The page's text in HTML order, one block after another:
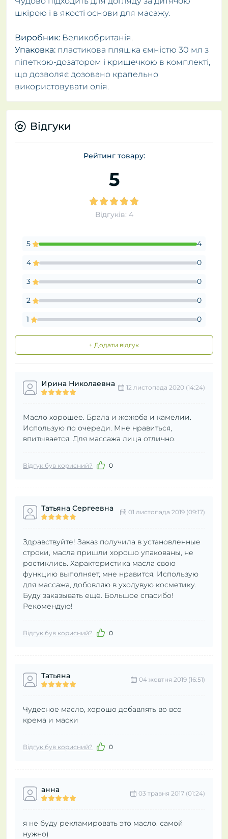
шкірою і в якості основи для масажу.
Виробник: Великобританія.
Упаковка: пластикова пляшка ємністю 30 мл з
піпеткою-дозатором і кришечкою в комплекті,
що дозволяє дозовано крапельно
використовувати олія.
Відгуки
Рейтинг товару:
5
Відгуків: 4
5 4
4 0
3 0
2 0
1 0
+ Додати відгук
Ирина Николаевна 12 листопада 2020 (14:24)
Масло хорошее. Брала и жожоба и камелии.
Использую по очереди. Мне нравиться,
впитывается. Для массажа лица отлично.
Відгук був корисний? 0
Татьяна Сергеевна 01 листопада 2019 (09:17)
Здравствуйте! Заказ получила в установленные
строки, масла пришли хорошо упакованы, не
ростиклись. Характеристика масла свою
функцию выполняет, мне нравится. Использую
для массажа, добовляю в уходувую косметику.
Буду заказывать ещё. Большое спасибо!
Рекомендую!
Відгук був корисний? 0
Татьяна 04 жовтня 2019 (16:51)
Чудесное масло, хорошо добавлять во все
крема и маски
Відгук був корисний? 0
анна 03 травня 2017 (01:24)
я не буду рекламировать это масло. самой
нужно)